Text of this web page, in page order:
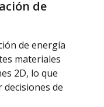
de
de energía
materiales
2D, lo que
de